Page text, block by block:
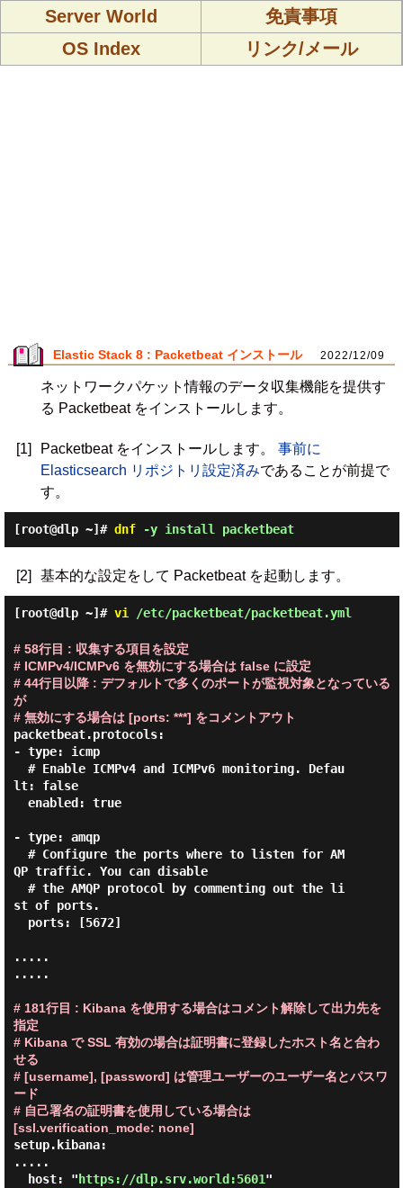
Server World
免責事項
OS Index
リンク/メール
Elastic Stack 8 : Packetbeat インストール 2022/12/09
ネットワークパケット情報のデータ収集機能を提供す
る Packetbeat をインストールします。
[1] Packetbeat をインストールします。 事前に
Elasticsearch リポジトリ設定済みであることが前提で
す。
[root@dlp ~]# dnf-y install packetbeat
[2] 基本的な設定をして Packetbeat を起動します。
[root@dlp ~]# vi /etc/packetbeat/packetbeat.yml
# 58行目 : 収集する項目を設定
# ICMPv4/ICMPv6 を無効にする場合は false に設定
# 44行目以降 : デフォルトで多くのポートが監視対象となっている
が
# 無効にする場合は [ports: ***] をコメントアウト
packetbeat.protocols:
- type: icmp
lt: false
- type: amqp
QP traffic. You can disable
st of ports.
.....
.....
# 181行目 : Kibana を使用する場合はコメント解除して出力先を
指定
# Kibana で SSL 有効の場合は証明書に登録したホスト名と合わ
せる
# [username], [password] は管理ユーザーのユーザー名とパスワ
ード
# 自己署名の証明書を使用している場合は
[ssl.verification_mode: none]
setup.kibana:
.....
  host: "
https://dlp.srv.world:5601"